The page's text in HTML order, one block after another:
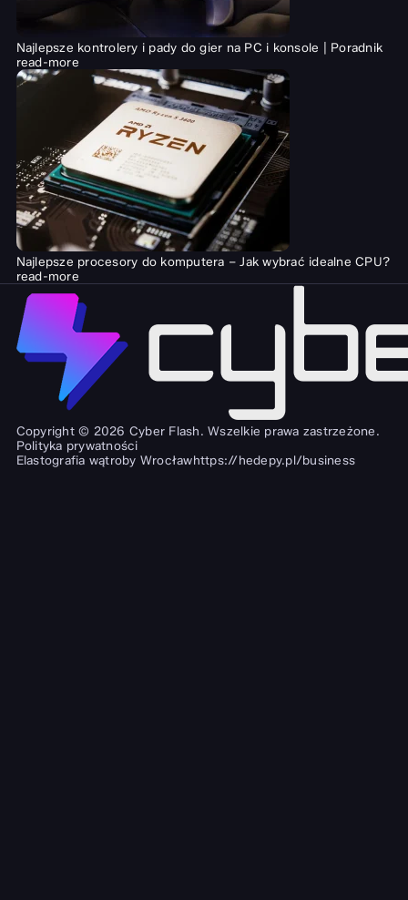
Najlepsze kontrolery i pady do gier na PC i konsole | Poradnik
read-more
Najlepsze procesory do komputera – Jak wybrać idealne CPU?
read-more
Copyright © 2026 Cyber Flash. Wszelkie prawa zastrzeżone.
Polityka prywatności
Elastografia wątroby Wrocławhttps://hedepy.pl/business